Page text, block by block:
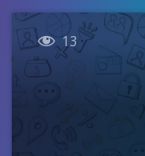
 13